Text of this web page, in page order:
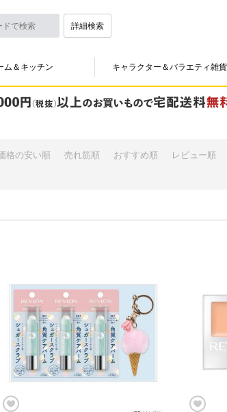
詳細検索
ム＆キッチン キャラクター＆バラエティ雑貨
格の安い順 売れ筋順 おすすめ順
レビュー順